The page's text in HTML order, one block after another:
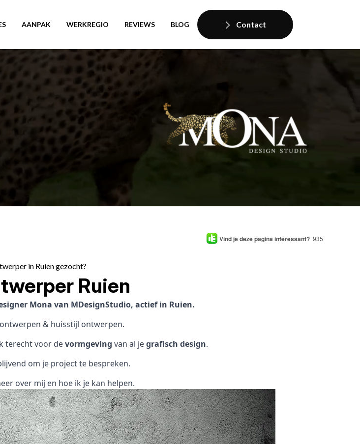
AANPAK WERKREGIO REVIEWS BLOG Contact
Vind je deze pagina interessant? 935
in Ruien gezocht?
Ruien
Mona van MDesignStudio, actief in Ruien.
& huisstijl ontwerpen.
terecht voor devormgeving van al jegrafisch design.
om je project te bespreken.
over mij en hoe ik je kan helpen.